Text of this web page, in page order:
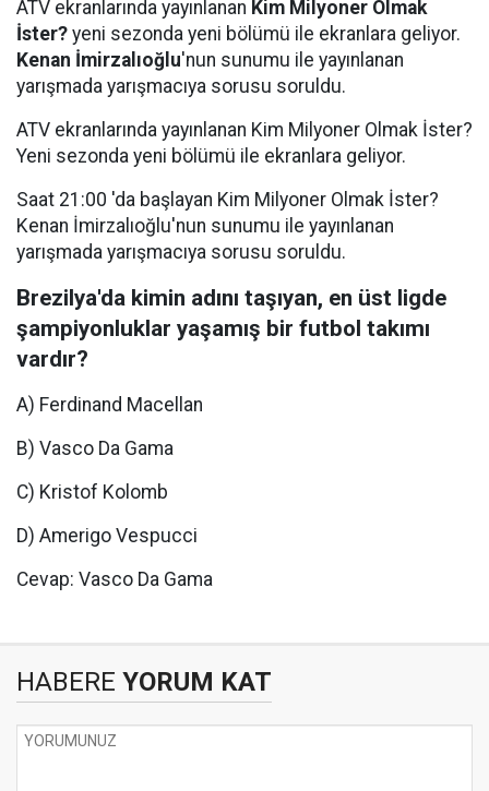
ATV ekranlarında yayınlanan Kim Milyoner Olmak
İster? yeni sezonda yeni bölümü ile ekranlara geliyor.
Kenan İmirzalıoğlu'nun sunumu ile yayınlanan
yarışmada yarışmacıya sorusu soruldu.
ATV ekranlarında yayınlanan Kim Milyoner Olmak İster?
Yeni sezonda yeni bölümü ile ekranlara geliyor.
Saat 21:00 'da başlayan Kim Milyoner Olmak İster?
Kenan İmirzalıoğlu'nun sunumu ile yayınlanan
yarışmada yarışmacıya sorusu soruldu.
Brezilya'da kimin adını taşıyan, en üst ligde
şampiyonluklar yaşamış bir futbol takımı
vardır?
A) Ferdinand Macellan
B) Vasco Da Gama
C) Kristof Kolomb
D) Amerigo Vespucci
Cevap: Vasco Da Gama
HABERE YORUM KAT